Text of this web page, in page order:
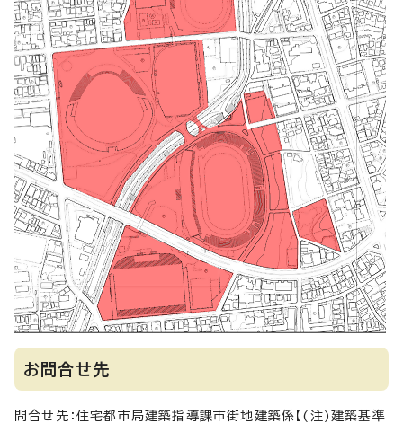
お問合せ先
問合せ先：住宅都市局建築指導課市街地建築係【(注)建築基準